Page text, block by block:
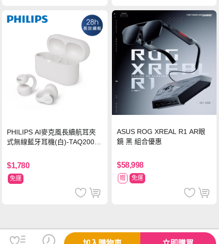
PHILIPS AI麥克風長續航耳夾
式無線藍牙耳機(白)-TAQ2000
$1,780
免運
ASUS ROG XREAL R1 AR眼
鏡 黑 組合優惠
$58,998
贈 免運